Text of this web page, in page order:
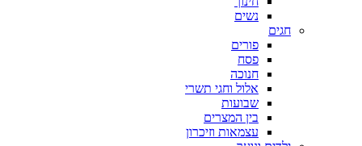
נשים
חגים
פורים
פסח
חנוכה
אלול וחגי תשרי
שבועות
בין המצרים
עצמאות וזיכרון